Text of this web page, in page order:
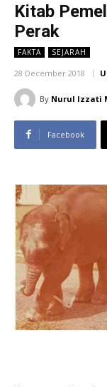
Kitab
Perak
FAKTA SEJARAH
28 December 2018
By Nurul Izzati
Facebook